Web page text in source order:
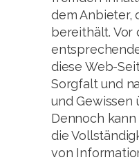
dem Anbieter,
bereithält. Vor
diese Web-
Sorgfalt und
und
Dennoch
die
von